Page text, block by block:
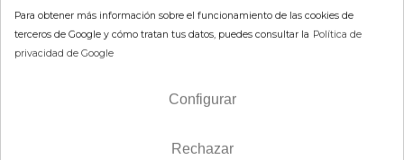
89,98 € 80,98 € 29,20 € 26,28 €
Para obtener más información sobre el funcionamiento de las cookies de
terceros de Google y cómo tratan tus datos, puedes consultar la Política de
privacidad de Google
Configurar
Rechazar